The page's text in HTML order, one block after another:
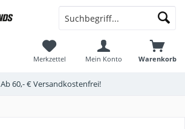
Ab 60,- € Versandkostenfrei!
Warenkorb
Merkzettel Mein Konto